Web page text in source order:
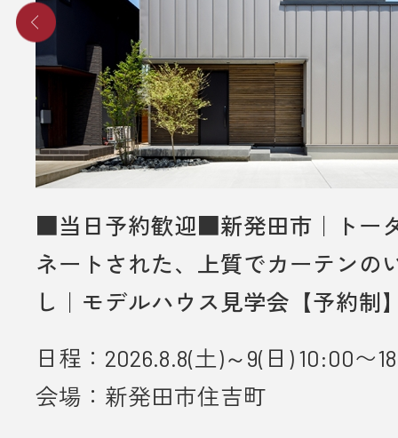
■当日予約歓迎■新発田市｜トー
ネートされた、上質でカーテンの
し｜モデルハウス見学会【予約制
日程：2026.8.8(土)～9(日) 10:00〜
会場：新発田市住吉町